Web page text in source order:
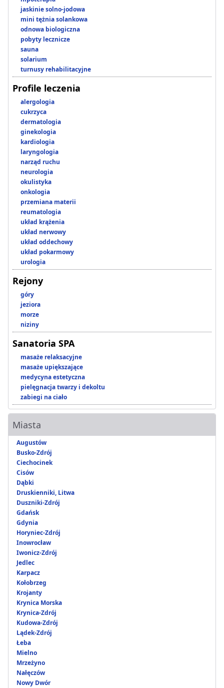
jaskinie solno-jodowa
mini tężnia solankowa
odnowa biologiczna
pobyty lecznicze
sauna
solarium
turnusy rehabilitacyjne
Profile leczenia
alergologia
cukrzyca
dermatologia
ginekologia
kardiologia
laryngologia
narząd ruchu
neurologia
okulistyka
onkologia
przemiana materii
reumatologia
układ krążenia
układ nerwowy
układ oddechowy
układ pokarmowy
urologia
Rejony
góry
jeziora
morze
niziny
Sanatoria SPA
masaże relaksacyjne
masaże upiększające
medycyna estetyczna
pielęgnacja twarzy i dekoltu
zabiegi na ciało
Miasta
Augustów
Busko-Zdrój
Ciechocinek
Cisów
Dąbki
Druskienniki, Litwa
Duszniki-Zdrój
Gdańsk
Gdynia
Horyniec-Zdrój
Inowrocław
Iwonicz-Zdrój
Jedlec
Karpacz
Kołobrzeg
Krojanty
Krynica Morska
Krynica-Zdrój
Kudowa-Zdrój
Lądek-Zdrój
Łeba
Mielno
Mrzeżyno
Nałęczów
Nowy Dwór